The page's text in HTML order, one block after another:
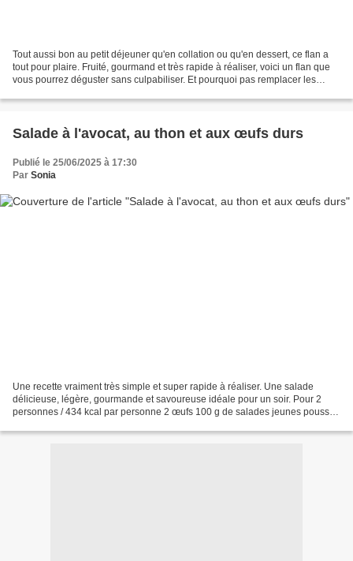
Tout aussi bon au petit déjeuner qu'en collation ou qu'en dessert, ce flan a
tout pour plaire. Fruité, gourmand et très rapide à réaliser, voici un flan que
vous pourrez déguster sans culpabiliser. Et pourquoi pas remplacer les
Salade à l'avocat, au thon et aux œufs durs
Publié le 25/06/2025 à 17:30
Par Sonia
Une recette vraiment très simple et super rapide à réaliser. Une salade
délicieuse, légère, gourmande et savoureuse idéale pour un soir. Pour 2
personnes / 434 kcal par personne 2 œufs 100 g de salades jeunes pousses